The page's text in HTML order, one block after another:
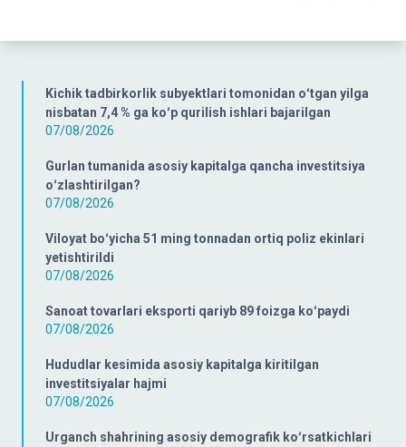
Kichik tadbirkorlik subyektlari tomonidan oʻtgan yilga
nisbatan 7,4 % ga koʻp qurilish ishlari bajarilgan
07/08/2026
Gurlan tumanida asosiy kapitalga qancha investitsiya
oʻzlashtirilgan?
07/08/2026
Viloyat boʻyicha 51 ming tonnadan ortiq poliz ekinlari
yetishtirildi
07/08/2026
Sanoat tovarlari eksporti qariyb 89 foizga koʻpaydi
07/08/2026
Hududlar kesimida asosiy kapitalga kiritilgan
investitsiyalar hajmi
07/08/2026
Urganch shahrining asosiy demografik koʻrsatkichlari